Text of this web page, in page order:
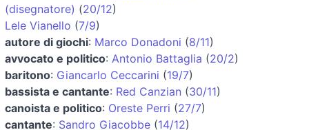
(disegnatore) (20/12)
Lele Vianello (7/9)
autore di giochi: Marco Donadoni (8/11)
avvocato e politico: Antonio Battaglia (20/2)
baritono: Giancarlo Ceccarini (19/7)
bassista e cantante: Red Canzian (30/11)
canoista e politico: Oreste Perri (27/7)
cantante: Sandro Giacobbe (14/12)